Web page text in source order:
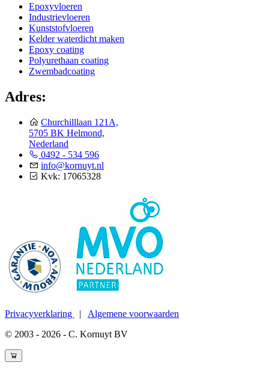
Epoxyvloeren
Industrievloeren
Kunststofvloeren
Kelder waterdicht maken
Epoxy coating
Polyurethaan coating
Zwembadcoating
Adres:
Churchilllaan 121A,
5705 BK Helmond,
Nederland
0492 - 534 596
info@kornuyt.nl
Kvk: 17065328
Privacyverklaring | Algemene voorwaarden
© 2003 - 2026 - C. Kornuyt BV